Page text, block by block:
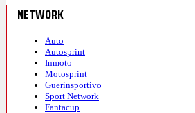
NETWORK
Auto
Autosprint
Inmoto
Motosprint
Guerinsportivo
Sport Network
Fantacup